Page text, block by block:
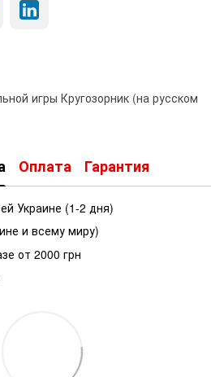
игры Кругозорник (на русском
Оплата Гарантия
Украине (1-2 дня)
и всему миру)
от 2000 грн